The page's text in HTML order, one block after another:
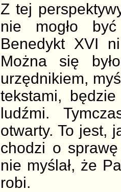
Z tej
nie mogło
Benedykt XVI
Można się
urzędnikiem,
tekstami,
ludźmi.
otwarty. To jest,
chodzi o
nie myślał, że
robi.